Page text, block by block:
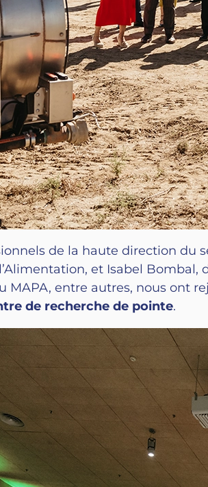
de la haute direction du
et Isabel
MAPA, entre autres, nous ont
de recherche de pointe.